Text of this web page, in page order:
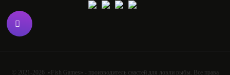
© 2021-2026 «Fish Games» - производитель снастей для ловли рыбы. Все права